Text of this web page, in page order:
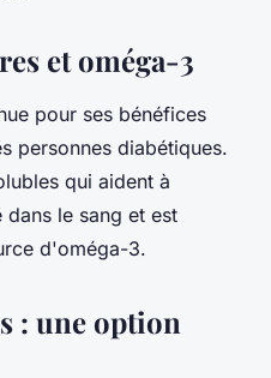
et oméga-3
pour ses bénéfices
personnes diabétiques.
qui aident à
le sang et est
d'oméga-3.
: une option